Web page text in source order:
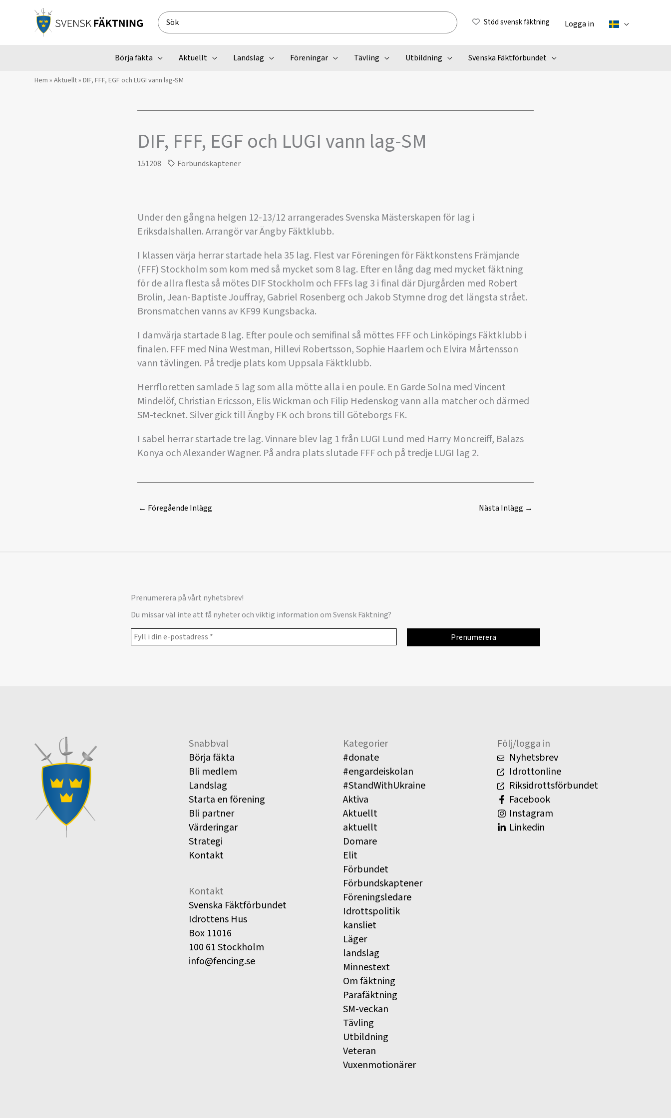
Search
for:
Stöd svensk fäktning Logga in
Börja fäkta Aktuellt Landslag Föreningar Tävling Utbildning Svenska Fäktförbundet
Hem » Aktuellt» DIF, FFF, EGF och LUGI vann lag-SM
DIF, FFF, EGF och LUGI vann lag-SM
151208 Förbundskaptener
Under den gångna helgen 12-13/12 arrangerades Svenska Mästerskapen för lag i
Eriksdalshallen. Arrangör var Ängby Fäktklubb.
I klassen värja herrar startade hela 35 lag. Flest var Föreningen för Fäktkonstens Främjande
(FFF) Stockholm som kom med så mycket som 8 lag. Efter en lång dag med mycket fäktning
för de allra flesta så mötes DIF Stockholm och FFFs lag 3 i final där Djurgården med Robert
Brolin, Jean-Baptiste Jouffray, Gabriel Rosenberg och Jakob Stymne drog det längsta strået.
Bronsmatchen vanns av KF99 Kungsbacka.
I damvärja startade 8 lag. Efter poule och semifinal så möttes FFF och Linköpings Fäktklubb i
finalen. FFF med Nina Westman, Hillevi Robertsson, Sophie Haarlem och Elvira Mårtensson
vann tävlingen. På tredje plats kom Uppsala Fäktklubb.
Herrfloretten samlade 5 lag som alla mötte alla i en poule. En Garde Solna med Vincent
Mindelöf, Christian Ericsson, Elis Wickman och Filip Hedenskog vann alla matcher och därmed
SM-tecknet. Silver gick till Ängby FK och brons till Göteborgs FK.
I sabel herrar startade tre lag. Vinnare blev lag 1 från LUGI Lund med Harry Moncreiff, Balazs
Konya och Alexander Wagner. På andra plats slutade FFF och på tredje LUGI lag 2.
← Föregående Inlägg Nästa Inlägg →
Prenumerera på vårt nyhetsbrev!
Du missar väl inte att få nyheter och viktig information om Svensk Fäktning?
Snabbval
Börja fäkta
Bli medlem
Landslag
Starta en förening
Bli partner
Värderingar
Strategi
Kontakt
Kontakt
Svenska Fäktförbundet
Idrottens Hus
Box 11016
100 61 Stockholm
info@fencing.se
Kategorier
#donate
#engardeiskolan
#StandWithUkraine
Aktiva
Aktuellt
aktuellt
Domare
Elit
Förbundet
Förbundskaptener
Föreningsledare
Idrottspolitik
kansliet
Läger
landslag
Minnestext
Om fäktning
Parafäktning
SM-veckan
Tävling
Utbildning
Veteran
Vuxenmotionärer
Följ/logga in
Nyhetsbrev
Idrottonline
Riksidrottsförbundet
Facebook
Instagram
Linkedin